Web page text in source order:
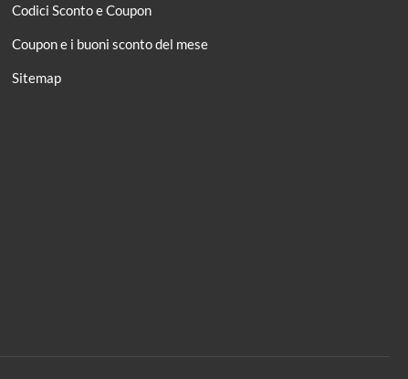
Codici Sconto e Coupon
Coupon e i buoni sconto del mese
Sitemap